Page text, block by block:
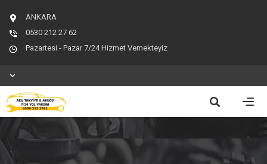
ANKARA
0530 212 27 62
Pazartesi - Pazar 7/24 Hizmet Vemekteyiz